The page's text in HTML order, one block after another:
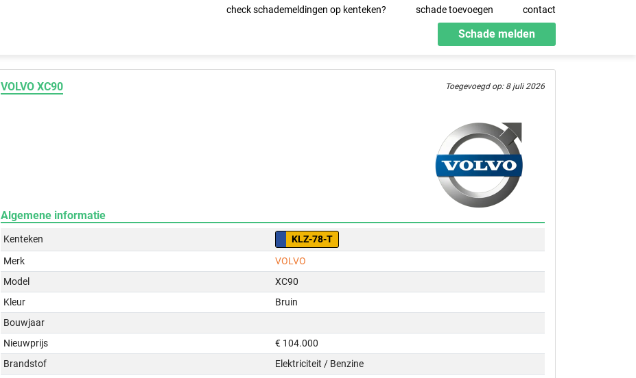
check schademeldingen op kenteken? schade toevoegen contact
Schade melden
VOLVO XC90 Toegevoegd op: 8 juli 2026
Algemene informatie
Kenteken
KLZ-78-T
Merk
VOLVO
Model
XC90
Kleur
Bruin
Bouwjaar
Nieuwprijs
€ 104.000
Brandstof
Elektriciteit / Benzine